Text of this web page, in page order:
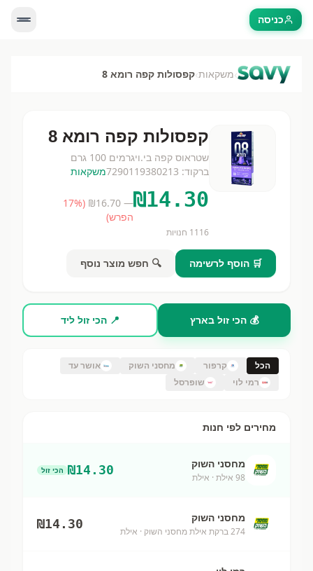
כניסה
›משקאות›קפסולות קפה רומא 8
קפסולות קפה רומא 8
שטראוס קפה בי.ויגרמים 100 גרם
ברקוד: 7290119380213משקאות
₪14.30
— ₪
16.70
(
17%
הפרש)
1116 חנויות
🛒 הוסף לרשימה 🔍 חפש מוצר נוסף
💰 הכי זול בארץ 📍 הכי זול ליד
הכל קרפור מחסני השוק
אושר עד
רמי לוי
שופרסל
מחירים לפי חנות
מחסני השוק
98 אילת · אילת
₪14.30 הכי זול
מחסני השוק
274 ברקת אילת מחסני השוק · אילת
₪14.30